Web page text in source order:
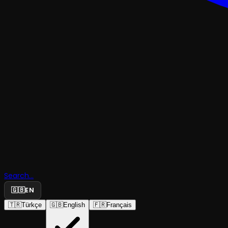
Search...
🇬🇧EN
🇹🇷Türkçe 🇬🇧English 🇫🇷Français
Dönme